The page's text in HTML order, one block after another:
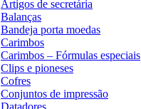
Artigos de secretária
Balanças
Bandeja porta moedas
Carimbos
Carimbos – Fórmulas especiais
Clips e pioneses
Cofres
Conjuntos de impressão
Datadores